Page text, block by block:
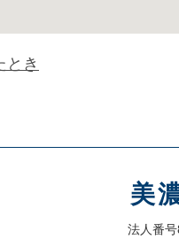
とき
美
法人番